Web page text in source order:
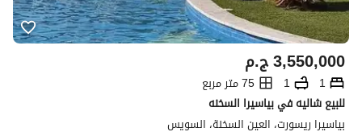
ج.م3,550,000
1
1
75 متر مربع
للبيع شاليه في بياسيرا السخنه
بياسيرا ريسورت، العين السخنة، السويس